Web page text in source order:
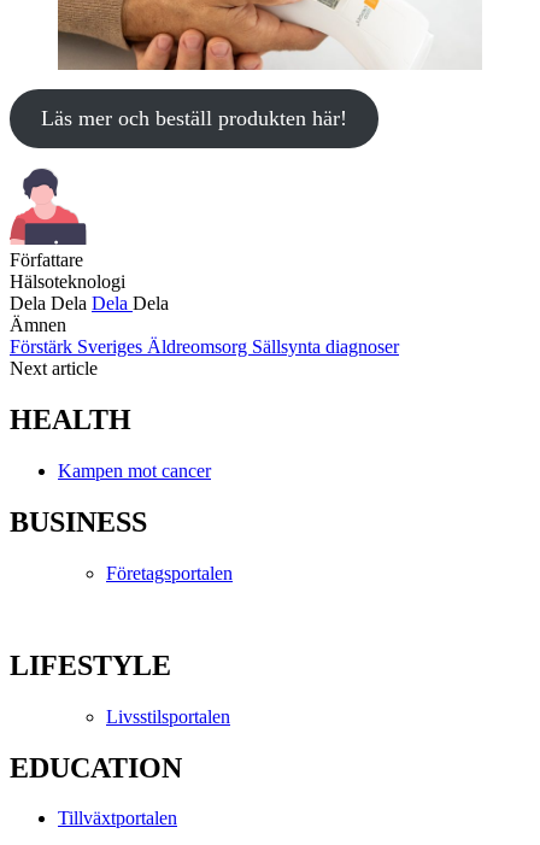
Läs mer och beställ produkten här!
Författare
Hälsoteknologi
Dela Dela Dela Dela
Ämnen
Förstärk Sveriges Äldreomsorg Sällsynta diagnoser
Next article
HEALTH
Kampen mot cancer
BUSINESS
Företagsportalen
LIFESTYLE
Livsstilsportalen
EDUCATION
Tillväxtportalen